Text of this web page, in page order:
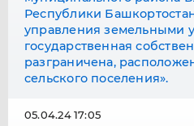
Республики
управления земельными
государственная
разграничена,
сельского поселения».
05.04.24 17:05